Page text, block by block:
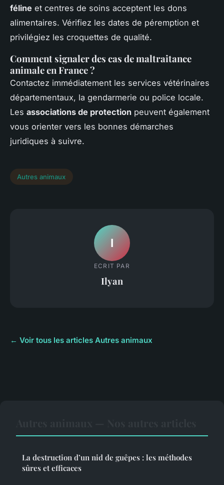
féline et centres de soins acceptent les dons
alimentaires. Vérifiez les dates de péremption et
privilégiez les croquettes de qualité.
Comment signaler des cas de maltraitance
animale en France ?
Contactez immédiatement les services vétérinaires
départementaux, la gendarmerie ou police locale.
Les associations de protection peuvent également
vous orienter vers les bonnes démarches
juridiques à suivre.
Autres animaux
I
ECRIT PAR
Ilyan
← Voir tous les articles Autres animaux
La destruction d’un nid de guêpes : les méthodes
sûres et efficaces